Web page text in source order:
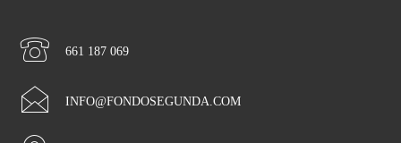
661 187 069
INFO@FONDOSEGUNDA.COM